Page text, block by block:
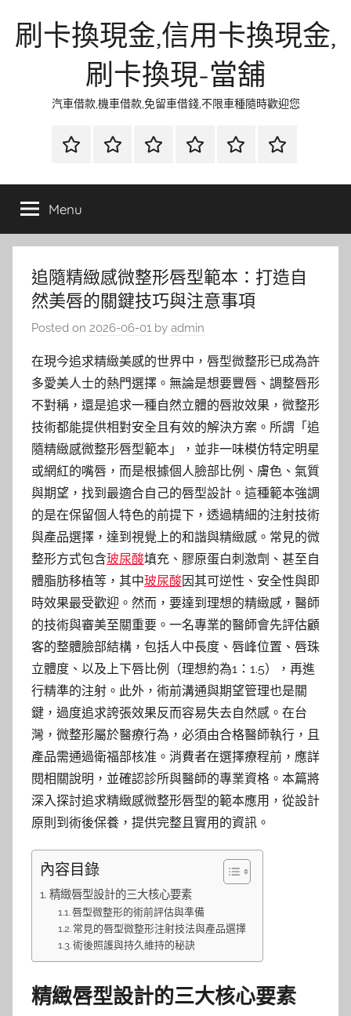
刷卡換現金,信用卡換現金,
刷卡換現-當舖
汽車借款,機車借款,免留車借錢,不限車種隨時歡迎您
首
當
金
網
資
流
時
環
清
聯
徵
Menu
追隨精緻感微整形唇型範本：打造自
然美唇的關鍵技巧與注意事項
Posted on 2026-06-01 by admin
在現今追求精緻美感的世界中，唇型微整形已成為許
多愛美人士的熱門選擇。無論是想要豐唇、調整唇形
不對稱，還是追求一種自然立體的唇妝效果，微整形
技術都能提供相對安全且有效的解決方案。所謂「追
隨精緻感微整形唇型範本」，並非一味模仿特定明星
或網紅的嘴唇，而是根據個人臉部比例、膚色、氣質
與期望，找到最適合自己的唇型設計。這種範本強調
的是在保留個人特色的前提下，透過精細的注射技術
與產品選擇，達到視覺上的和諧與精緻感。常見的微
整形方式包含玻尿酸填充、膠原蛋白刺激劑、甚至自
體脂肪移植等，其中玻尿酸因其可逆性、安全性與即
時效果最受歡迎。然而，要達到理想的精緻感，醫師
的技術與審美至關重要。一名專業的醫師會先評估顧
客的整體臉部結構，包括人中長度、唇峰位置、唇珠
立體度、以及上下唇比例（理想約為1：1.5），再進
行精準的注射。此外，術前溝通與期望管理也是關
鍵，過度追求誇張效果反而容易失去自然感。在台
灣，微整形屬於醫療行為，必須由合格醫師執行，且
產品需通過衛福部核准。消費者在選擇療程前，應詳
閱相關說明，並確認診所與醫師的專業資格。本篇將
深入探討追求精緻感微整形唇型的範本應用，從設計
原則到術後保養，提供完整且實用的資訊。
內容目錄
精緻唇型設計的三大核心要素
唇型微整形的術前評估與準備
常見的唇型微整形注射技法與產品選擇
術後照護與持久維持的秘訣
精緻唇型設計的三大核心要素